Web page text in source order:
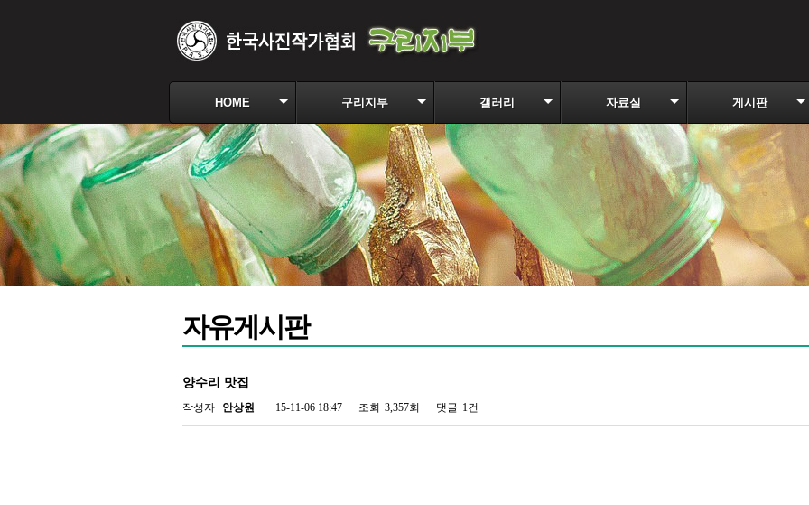
HOME 구리지부 갤러리 자료실 게시판
자유게시판
양수리 맛집
작성자 안상원 15-11-06 18:47 조회 3,357회 댓글 1건